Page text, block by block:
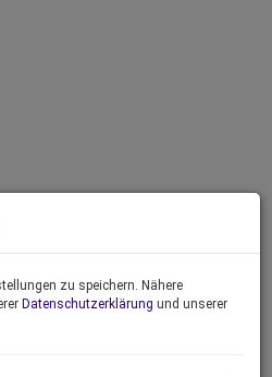
zu speichern. Nähere
Datenschutzerklärung und unserer